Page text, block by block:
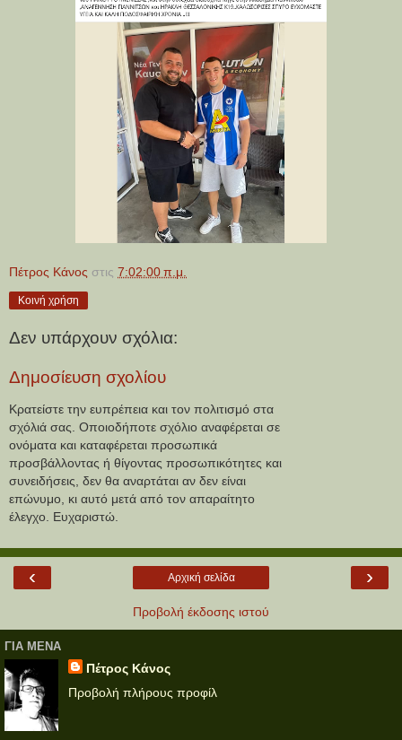
Πέτρος Κάνος στις 7:02:00 π.μ.
Κοινή χρήση
Δεν υπάρχουν σχόλια:
Δημοσίευση σχολίου
Κρατείστε την ευπρέπεια και τον πολιτισμό στα
σχόλιά σας. Οποιοδήποτε σχόλιο αναφέρεται σε
ονόματα και καταφέρεται προσωπικά
προσβάλλοντας ή θίγοντας προσωπικότητες και
συνειδήσεις, δεν θα αναρτάται αν δεν είναι
επώνυμο, κι αυτό μετά από τον απαραίτητο
έλεγχο. Ευχαριστώ.
‹ ›
Αρχική σελίδα
Προβολή έκδοσης ιστού
ΓΙΑ ΜΕΝΑ
Πέτρος Κάνος
Προβολή πλήρους προφίλ